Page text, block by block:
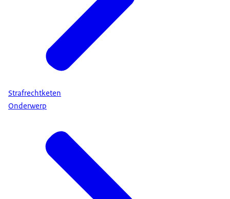
Strafrechtketen
Onderwerp